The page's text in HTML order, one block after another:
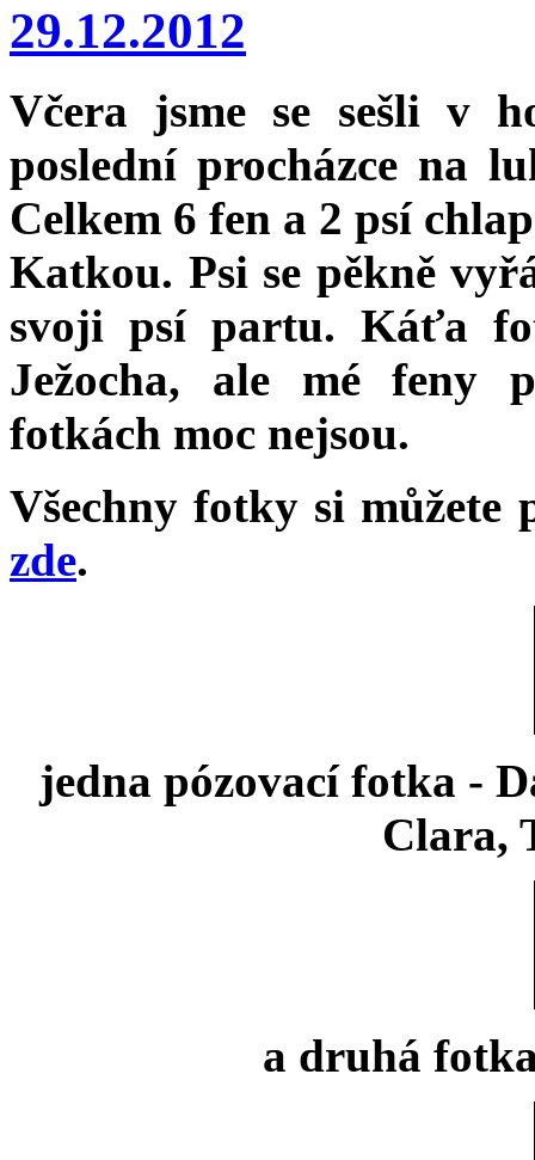
29.12.2012
Včera jsme se sešli v
poslední procházce na
Celkem 6 fen a 2 psí
Katkou. Psi se pěkně
svoji psí partu. Káťa
Ježocha, ale mé feny
fotkách moc nejsou.
Všechny fotky si
zde.
jedna pózovací fotka -
Clara,
a druhá